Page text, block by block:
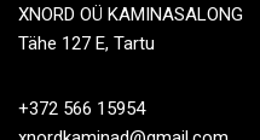
XNORD OÜ KAMINASALONG
Tähe 127 E, Tartu
+372 566 15954